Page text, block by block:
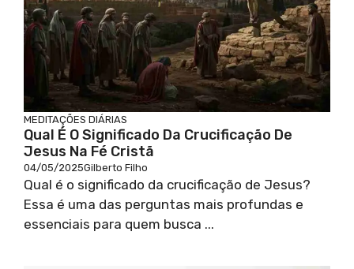
MEDITAÇÕES DIÁRIAS
Qual É O Significado Da Crucificação De
Jesus Na Fé Cristã
04/05/2025Gilberto Filho
Qual é o significado da crucificação de Jesus?
Essa é uma das perguntas mais profundas e
essenciais para quem busca ...